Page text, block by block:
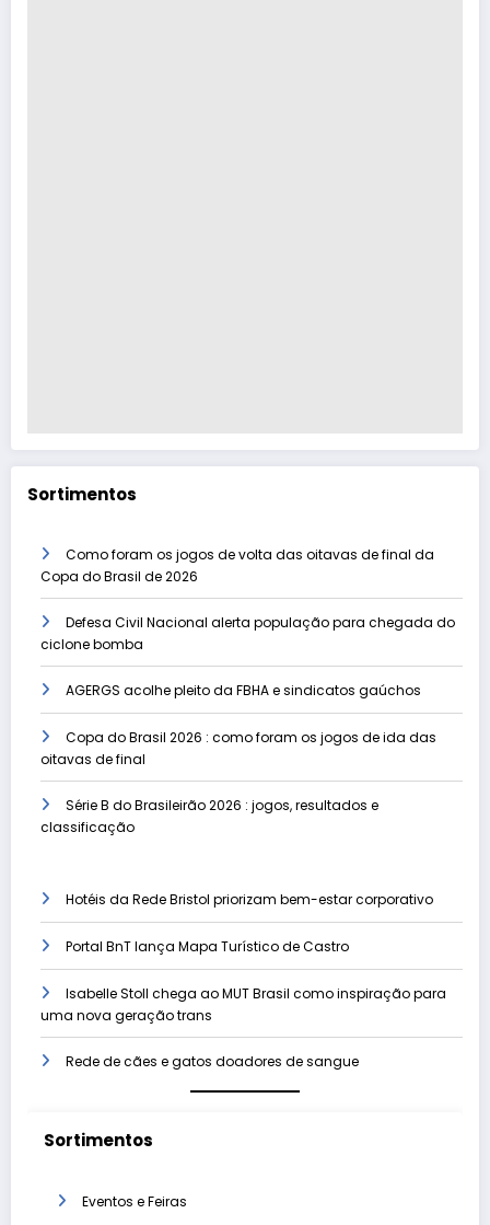
Sortimentos
Como foram os jogos de volta das oitavas de final da
Copa do Brasil de 2026
Defesa Civil Nacional alerta população para chegada do
ciclone bomba
AGERGS acolhe pleito da FBHA e sindicatos gaúchos
Copa do Brasil 2026 : como foram os jogos de ida das
oitavas de final
Série B do Brasileirão 2026 : jogos, resultados e
classificação
Hotéis da Rede Bristol priorizam bem-estar corporativo
Portal BnT lança Mapa Turístico de Castro
Isabelle Stoll chega ao MUT Brasil como inspiração para
uma nova geração trans
Rede de cães e gatos doadores de sangue
Sortimentos
Eventos e Feiras